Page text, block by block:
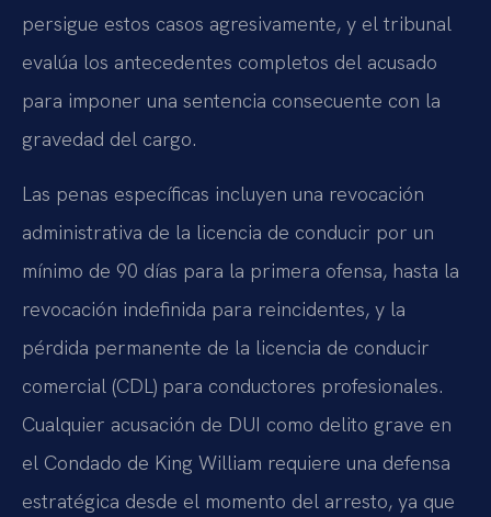
persigue estos casos agresivamente, y el tribunal
evalúa los antecedentes completos del acusado
para imponer una sentencia consecuente con la
gravedad del cargo.
Las penas específicas incluyen una revocación
administrativa de la licencia de conducir por un
mínimo de 90 días para la primera ofensa, hasta la
revocación indefinida para reincidentes, y la
pérdida permanente de la licencia de conducir
comercial (CDL) para conductores profesionales.
Cualquier acusación de DUI como delito grave en
el Condado de King William requiere una defensa
estratégica desde el momento del arresto, ya que